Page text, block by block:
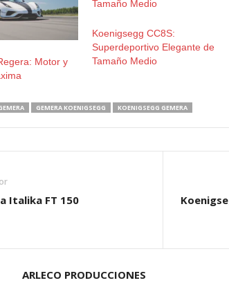
Motor y
Koenigsegg CC8S:
Superdeportivo Elegante de
Tamaño Medio
GEMERA KOENIGSEGG KOENIGSEGG GEMERA
Italika FT 150
ARLECO PRODUCCIONES